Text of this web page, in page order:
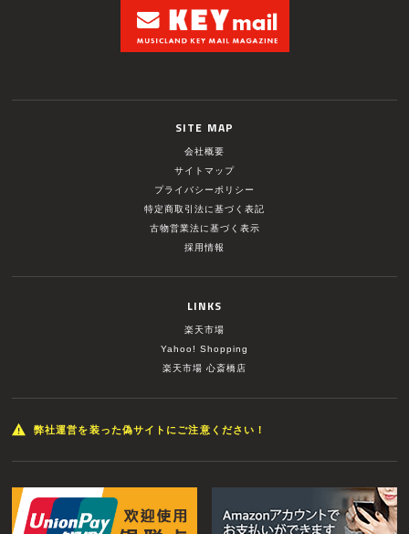
SITE MAP
会社概要
サイトマップ
プライバシーポリシー
特定商取引法に基づく表記
古物営業法に基づく表示
採用情報
LINKS
楽天市場
Yahoo! Shopping
楽天市場 心斎橋店
弊社運営を装った偽サイトにご注意ください！